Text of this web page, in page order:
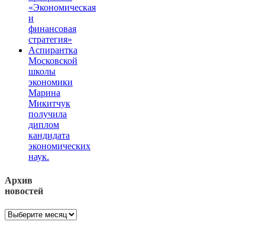
«Экономическая
и
финансовая
стратегия»
Аспирантка
Московской
школы
экономики
Марина
Микитчук
получила
диплом
кандидата
экономических
наук.
Архив
новостей
Архив